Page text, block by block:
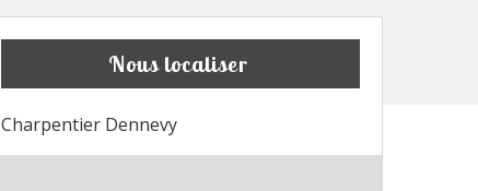
Nous localiser
Charpentier Dennevy